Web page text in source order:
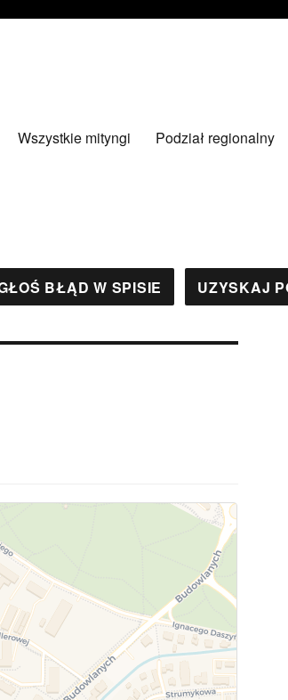
Wszystkie mityngi Podział regionalny
BŁĄD W SPISIE UZYSKAJ